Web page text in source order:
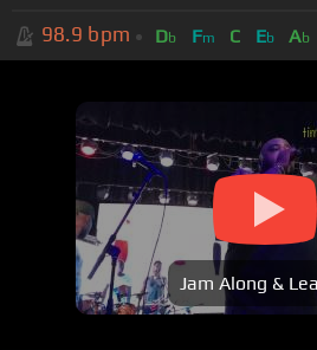
98.9 bpm Db Fm C Eb Ab
Jam Along &